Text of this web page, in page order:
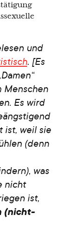
und
. [Es
Menschen
Es wird
ist, weil sie
(denn
was
nicht
ist,
(nicht-